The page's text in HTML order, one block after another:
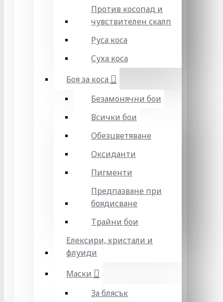
Против косопад и
чувствителен скалп
Руса коса
Суха коса
Боя за коса
Безамонячни бои
Всички бои
Обезцветяване
Оксиданти
Пигменти
Предпазване при
боядисване
Трайни бои
Елексири, кристали и
флуиди
Маски
За блясък